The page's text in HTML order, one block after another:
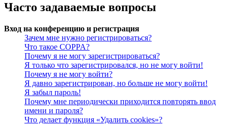
Часто задаваемые вопросы
Вход на конференцию и регистрация
Зачем мне нужно регистрироваться?
Что такое COPPA?
Почему я не могу зарегистрироваться?
Я только что зарегистрировался, но не могу войти!
Почему я не могу войти?
Я давно зарегистрирован, но больше не могу войти!
Я забыл пароль!
Почему мне периодически приходится повторять ввод
имени и пароля?
Что делает функция «Удалить cookies»?